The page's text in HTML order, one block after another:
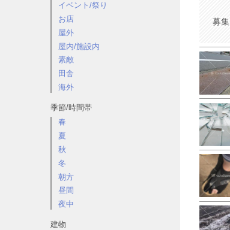
イベント/祭り
お店
屋外
屋内/施設内
素敵
田舎
海外
季節/時間帯
春
夏
秋
冬
朝方
昼間
夜中
建物
募集